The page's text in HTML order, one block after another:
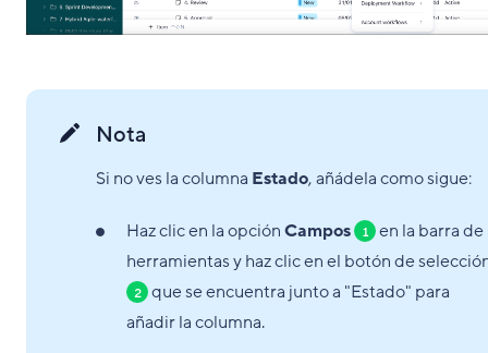
Nota
Si no ves la columna Estado, añádela como sigue:
Haz clic en la opciónCampos 1 en la barra de
herramientas y haz clic en el botón de
2 que se encuentra junto a "Estado" para
añadir la columna.